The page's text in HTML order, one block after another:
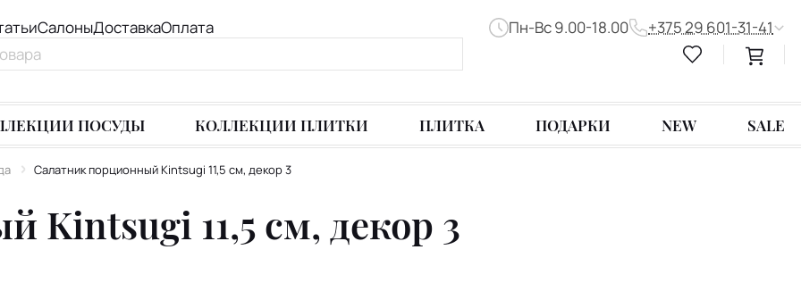
СалоныДоставкаОплата Пн-Вс 9.00-18.00 +375 29 601-31-41
ПОСУДЫ КОЛЛЕКЦИИ ПЛИТКИ ПЛИТКА ПОДАРКИ NEW SALE
Салатник порционный Kintsugi 11,5 см, декор 3
Kintsugi 11,5 см, декор 3